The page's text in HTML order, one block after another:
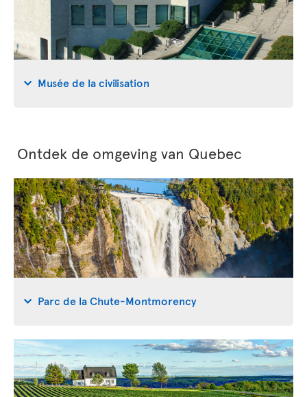
Musée de la civilisation
Ontdek de omgeving van Quebec
Parc de la Chute-Montmorency